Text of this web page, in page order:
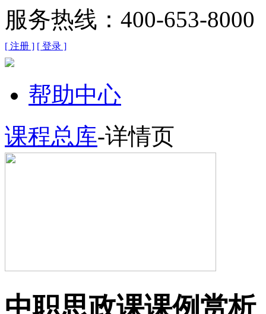
服务热线：400-653-8000
[ 注册 ] [ 登录 ]
帮助中心
课程总库-详情页
中职思政课课例赏